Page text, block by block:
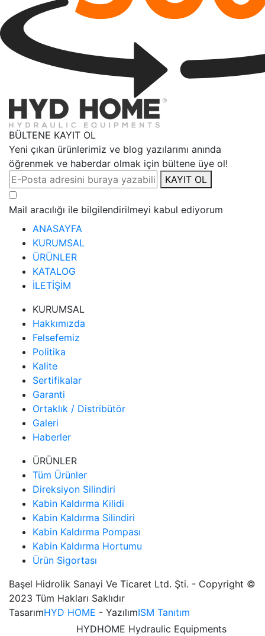
BÜLTENE KAYIT OL
Yeni çıkan ürünlerimiz ve blog yazılarımı anında
öğrenmek ve haberdar olmak için bültene üye ol!
KAYIT OL
Mail aracılığı ile bilgilendirilmeyi kabul ediyorum
ANASAYFA
KURUMSAL
ÜRÜNLER
KATALOG
İLETİŞİM
KURUMSAL
Hakkımızda
Felsefemiz
Politika
Kalite
Sertifikalar
Garanti
Ortaklık / Distribütör
Galeri
Haberler
ÜRÜNLER
Tüm Ürünler
Direksiyon Silindiri
Kabin Kaldırma Kilidi
Kabin Kaldırma Silindiri
Kabin Kaldırma Pompası
Kabin Kaldırma Hortumu
Ürün Sigortası
Başel Hidrolik Sanayi Ve Ticaret Ltd. Şti. - Copyright ©
2023 Tüm Hakları Saklıdır
TasarımHYD HOME - YazılımISM Tanıtım
HYDHOME Hydraulic Equipments